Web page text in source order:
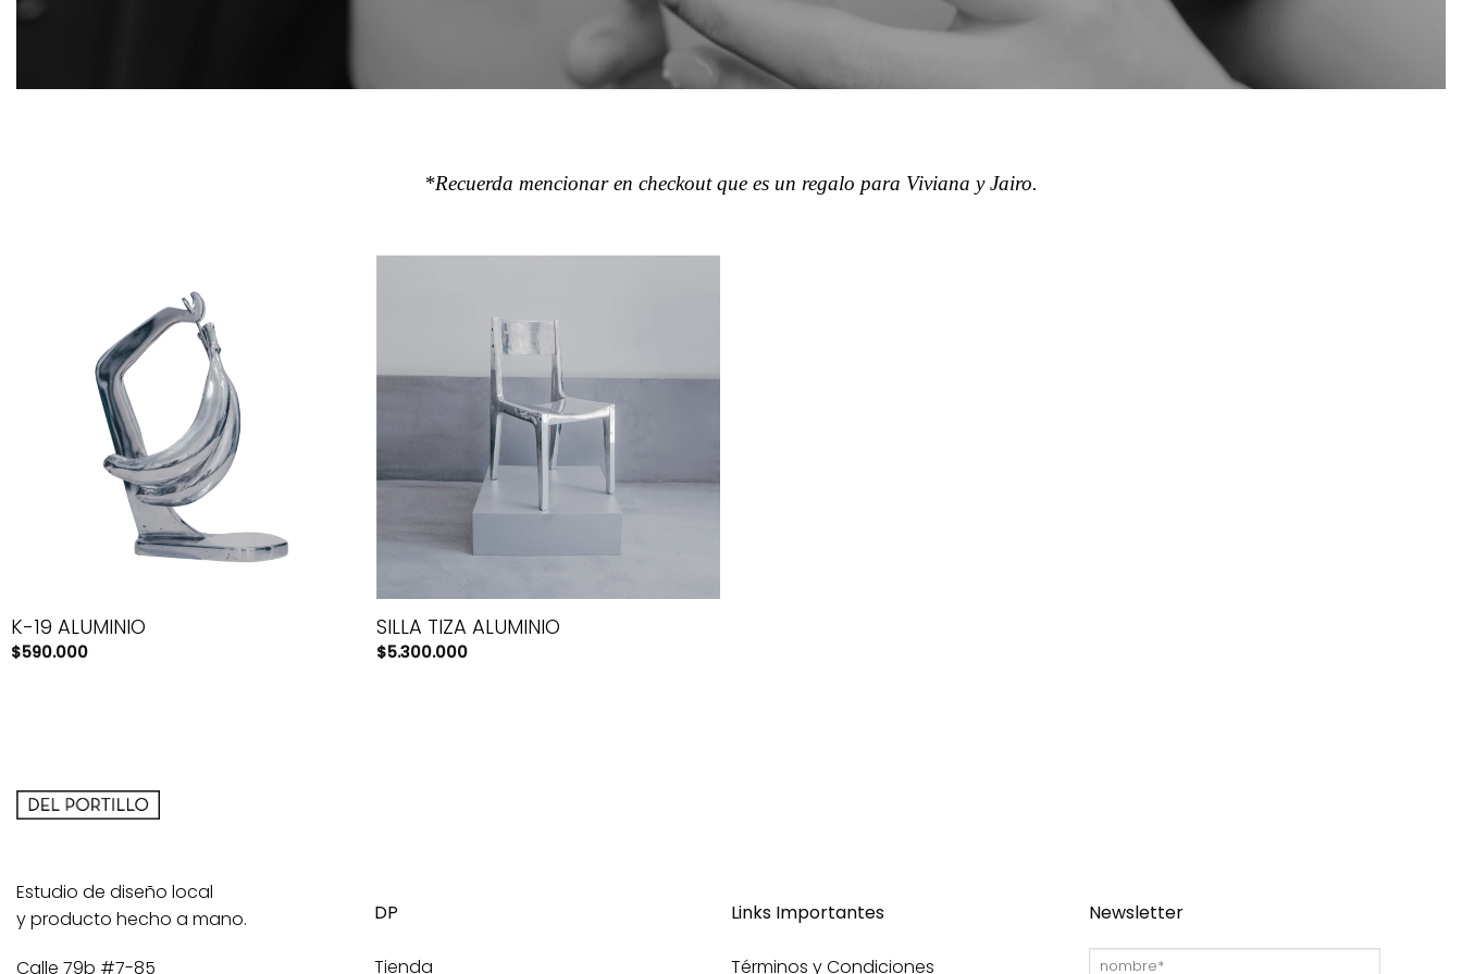
*Recuerda mencionar en checkout que es un regalo para Viviana y Jairo.
K-19 ALUMINIO
$590.000
SILLA TIZA ALUMINIO
$5.300.000
Estudio de diseño local
y producto hecho a mano.
Calle 79b #7-85
DP
Tienda
Links Importantes
Términos y Condiciones
Newsletter